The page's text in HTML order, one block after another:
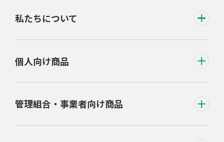
私たちについて
個人向け商品
管理組合・事業者向け商品